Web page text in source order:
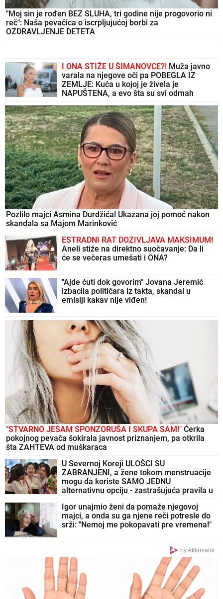
"Moj sin je rođen BEZ SLUHA, tri godine nije progovorio ni
reč": Naša pevačica o iscrpljujućoj borbi za
OZDRAVLJENJE DETETA
I ONA STIŽE U ŠIMANOVCE?! Muža javno
varala na njegove oči pa POBEGLA IZ
ZEMLJE: Kuća u kojoj je živela je
NAPUŠTENA, a evo šta su svi odmah
Pozlilo majci Asmina Durdžića! Ukazana joj pomoć nakon
skandala sa Majom Marinković
ESTRADNI RAT DOŽIVLJAVA MAKSIMUM!
Aneli stiže na direktno suočavanje: Da li
će se večeras umešati i ONA?
"Ajde ćuti dok govorim" Jovana Jeremić
izbacila političara iz takta, skandal u
emisiji kakav nije viđen!
"STVARNO JESAM SPONZORUŠA I SKUPA SAM!" Ćerka
pokojnog pevača šokirala javnost priznanjem, pa otkrila
šta ZAHTEVA od muškaraca
U Severnoj Koreji ULOŠCI SU
ZABRANJENI, a žene tokom menstruacije
mogu da koriste SAMO JEDNU
alternativnu opciju - zastrašujuća pravila u
Igor unajmio ženi da pomaže njegovoj
majci, a onda su ga njene reči potresle do
srži: "Nemoj me pokopavati pre vremena!"
by Aklamator